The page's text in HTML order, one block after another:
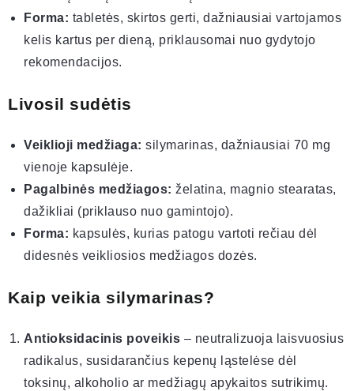
Forma: tabletės, skirtos gerti, dažniausiai vartojamos
kelis kartus per dieną, priklausomai nuo gydytojo
rekomendacijos.
Livosil sudėtis
Veiklioji medžiaga: silymarinas, dažniausiai 70 mg
vienoje kapsulėje.
Pagalbinės medžiagos: želatina, magnio stearatas,
dažikliai (priklauso nuo gamintojo).
Forma: kapsulės, kurias patogu vartoti rečiau dėl
didesnės veikliosios medžiagos dozės.
Kaip veikia silymarinas?
Antioksidacinis poveikis – neutralizuoja laisvuosius
radikalus, susidarančius kepenų ląstelėse dėl
toksinų, alkoholio ar medžiagų apykaitos sutrikimų.